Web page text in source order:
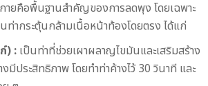
ายคือพื้นฐานสำคัญของการลดพุง โดยเฉพาะ
ท่ากระตุ้นกล้ามเนื้อหน้าท้องโดยตรง ได้แก่
) : เป็นท่าที่ช่วยเผาผลาญไขมันและเสริมสร้าง
มีประสิทธิภาพ โดยทำท่าค้างไว้ 30 วินาที และ